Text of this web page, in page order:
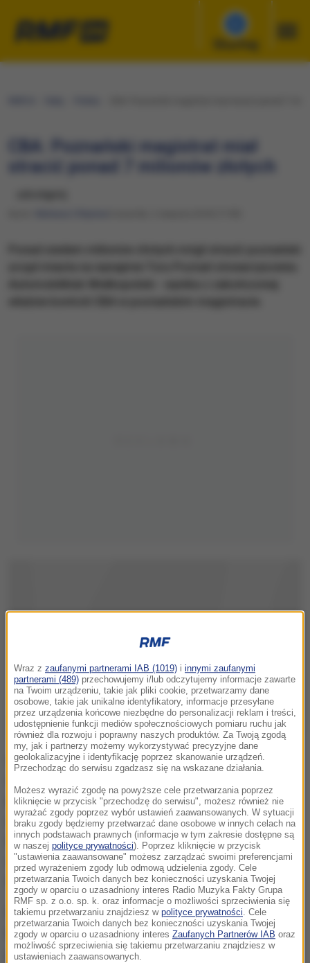
Słuchaj
CBA: Poznański magistrat miał
stracić ponad 7 milionów złotych
Według agentów CBA miasto, które od 2011 roku jest
konkretnych zasad wynajmu. Przykładowo, umowa
między magistratem a stowarzyszeniem dotyczy 56
hektarów, tymczasem powierzchnia całej
wynajmowanej działki wynajmowanej to ponad 80
hektarów.
Ponadto miasto wynajęło teren w trybie
bezprzetargowym, a według CBA nie miało do tego
prawa, bo stowarzyszenie prowadzi w tym miejscu
Wraz z zaufanymi partnerami IAB (1019) i innymi zaufanymi
partnerami (489) przechowujemy i/lub odczytujemy informacje zawarte
na Twoim urządzeniu, takie jak pliki cookie, przetwarzamy dane
osobowe, takie jak unikalne identyfikatory, informacje przesyłane
przez urządzenia końcowe niezbędne do personalizacji reklam i treści,
udostępnienie funkcji mediów społecznościowych pomiaru ruchu jak
również dla rozwoju i poprawny naszych produktów. Za Twoją zgodą
my, jak i partnerzy możemy wykorzystywać precyzyjne dane
geolokalizacyjne i identyfikację poprzez skanowanie urządzeń.
Przechodząc do serwisu zgadzasz się na wskazane działania.
Możesz wyrazić zgodę na powyższe cele przetwarzania poprzez
kliknięcie w przycisk "przechodzę do serwisu", możesz również nie
wyrażać zgody poprzez wybór ustawień zaawansowanych. W sytuacji
braku zgody będziemy przetwarzać dane osobowe w innych celach na
innych podstawach prawnych (informacje w tym zakresie dostępne są
w naszej polityce prywatności). Poprzez kliknięcie w przycisk
"ustawienia zaawansowane" możesz zarządzać swoimi preferencjami
przed wyrażeniem zgody lub odmową udzielenia zgody. Cele
przetwarzania Twoich danych bez konieczności uzyskania Twojej
zgody w oparciu o uzasadniony interes Radio Muzyka Fakty Grupa
RMF sp. z o.o. sp. k. oraz informacje o możliwości sprzeciwienia się
takiemu przetwarzaniu znajdziesz w polityce prywatności. Cele
przetwarzania Twoich danych bez konieczności uzyskania Twojej
zgody w oparciu o uzasadniony interes Zaufanych Partnerów IAB oraz
możliwość sprzeciwienia się takiemu przetwarzaniu znajdziesz w
ustawieniach zaawansowanych.